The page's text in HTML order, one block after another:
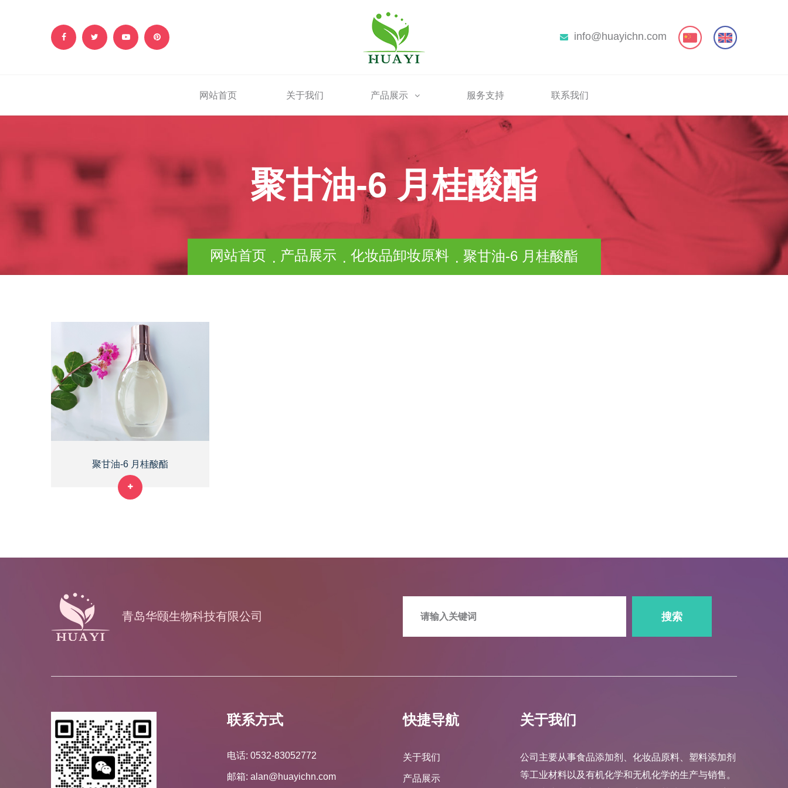
info@huayichn.com
网站首页 关于我们 产品展示 服务支持 联系我们
聚甘油-6 月桂酸酯
网站首页 产品展示 化妆品卸妆原料 聚甘油-6 月桂酸酯
聚甘油-6 月桂酸酯
青岛华颐生物科技有限公司 搜索
联系方式
电话: 0532-83052772
邮箱: alan@huayichn.com
快捷导航
关于我们
产品展示
关于我们
公司主要从事食品添加剂、化妆品原料、塑料添加剂
等工业材料以及有机化学和无机化学的生产与销售。